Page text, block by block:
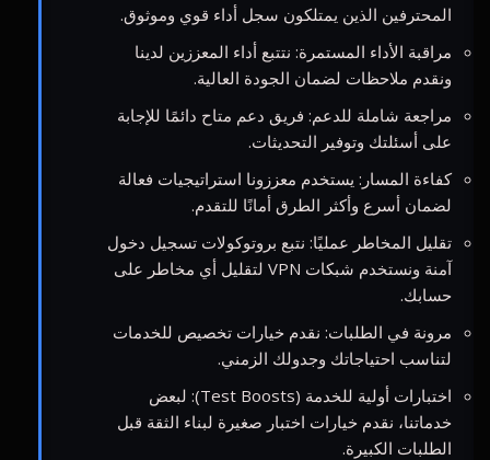
المحترفين الذين يمتلكون سجل أداء قوي وموثوق.
مراقبة الأداء المستمرة: نتتبع أداء المعززين لدينا
ونقدم ملاحظات لضمان الجودة العالية.
مراجعة شاملة للدعم: فريق دعم متاح دائمًا للإجابة
على أسئلتك وتوفير التحديثات.
كفاءة المسار: يستخدم معززونا استراتيجيات فعالة
لضمان أسرع وأكثر الطرق أمانًا للتقدم.
تقليل المخاطر عمليًا: نتبع بروتوكولات تسجيل دخول
آمنة ونستخدم شبكات VPN لتقليل أي مخاطر على
حسابك.
مرونة في الطلبات: نقدم خيارات تخصيص للخدمات
لتناسب احتياجاتك وجدولك الزمني.
اختبارات أولية للخدمة (Test Boosts): لبعض
خدماتنا، نقدم خيارات اختبار صغيرة لبناء الثقة قبل
الطلبات الكبيرة.